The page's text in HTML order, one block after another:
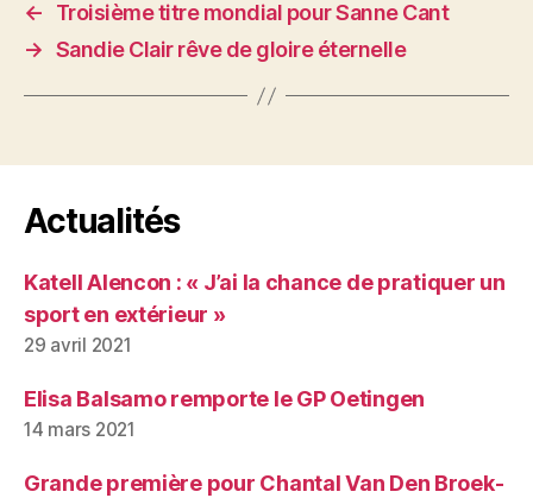
←
Troisième titre mondial pour Sanne Cant
→ Sandie Clair rêve de gloire éternelle
Actualités
Katell Alencon : « J’ai la chance de pratiquer un
sport en extérieur »
29 avril 2021
Elisa Balsamo remporte le GP Oetingen
14 mars 2021
Grande première pour Chantal Van Den Broek-